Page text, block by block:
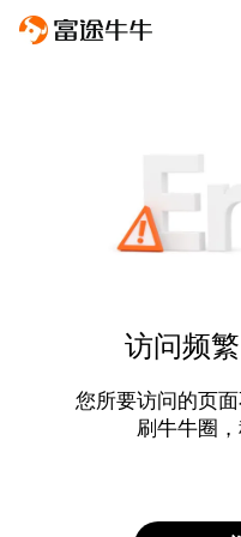
访问频
您所要访问的页
刷牛牛圈